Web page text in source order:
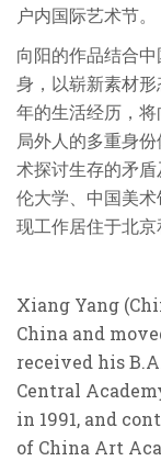
户内国际艺术节。
向阳的作品结合
身，以崭新素材
年的生活经历，
局外人的多重身
术探讨生存的矛
伦大学、中国美术
现工作居住于北京
Xiang Yang
China and
received hisB.A
Central
in 1991, and
of China Art